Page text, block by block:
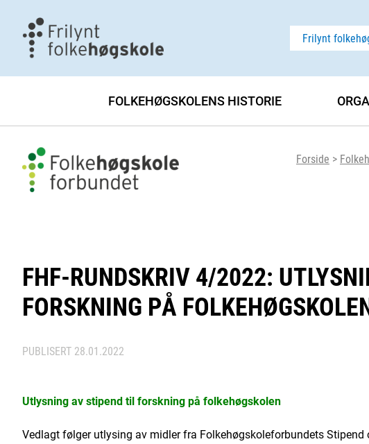
Frilynt
Forside >
FOLKEHØGSKOLENS HISTORIE
FHF-RUNDSKRIV 4/2022:
FORSKNING PÅ
PUBLISERT 28.01.2022
Utlysning av stipend til forskning på folkehøgskolen
Vedlagt følger utlysing av midler fra Folkehøgskoleforbundets